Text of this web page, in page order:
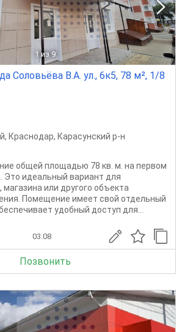
1 из 9
Соловьёва В.А. ул., 6к5, 78 м², 1/8
, Краснодар, Карасунский р-н
общей площадью 78 кв. м. на первом
Это идеальный вариант для
или другого объекта
Помещение имеет свой отдельный
удобный доступ для...
03.08
Позвонить